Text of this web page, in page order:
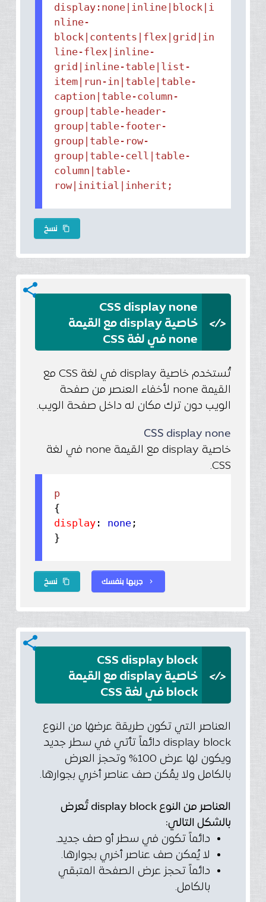
display:none|inline|block|i
nline-
block|contents|flex|grid|in
line-flex|inline-
grid|inline-table|list-
item|run-in|table|table-
caption|table-column-
group|table-header-
group|table-footer-
group|table-row-
group|table-cell|table-
column|table-
row|initial|inherit;
نسخ content_copy
share
</>
CSS display none
خاصية display مع القيمة
none في لغة CSS
تُستخدم خاصية display في لغة CSS مع
القيمة none لأخفاء العنصر من صفحة
الويب دون ترك مكان له داخل صفحة الويب.
CSS display none
خاصية display مع القيمة none في لغة
CSS.
{
display : none ;
}
نسخ content_copy جربها بنفسك chevron_right
share
</>
CSS display block
خاصية display مع القيمة
block في لغة CSS
العناصر التي تكون طريقة عرضها من النوع
display block دائماً تأتي في سطر جديد
ويكون لها عرض 100% وتحجز العرض
بالكامل ولا يمُكن صف عناصر أخري بجوارها.
العناصر من النوع display block تُعرض
بالشكل التالي:
دائماً تكون في سطر أو صف جديد.
لا يُمكن صف عناصر أخري بجوارها.
دائماً تحجز عرض الصفحة المتبقي
بالكامل.